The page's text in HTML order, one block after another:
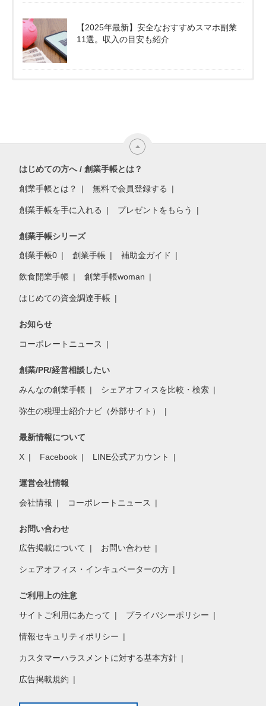
【2025年最新】安全なおすすめスマホ副業
11選。収入の目安も紹介
はじめての方へ / 創業手帳とは？
創業手帳とは？ 無料で会員登録する
創業手帳を手に入れる プレゼントをもらう
創業手帳シリーズ
創業手帳0 創業手帳 補助金ガイド
飲食開業手帳 創業手帳woman
はじめての資金調達手帳
お知らせ
コーポレートニュース
創業/PR/経営相談したい
みんなの創業手帳 シェアオフィスを比較・検索
弥生の税理士紹介ナビ（外部サイト）
最新情報について
X Facebook LINE公式アカウント
運営会社情報
会社情報 コーポレートニュース
お問い合わせ
広告掲載について お問い合わせ
シェアオフィス・インキュベーターの方
ご利用上の注意
サイトご利用にあたって プライバシーポリシー
情報セキュリティポリシー
カスタマーハラスメントに対する基本方針
広告掲載規約